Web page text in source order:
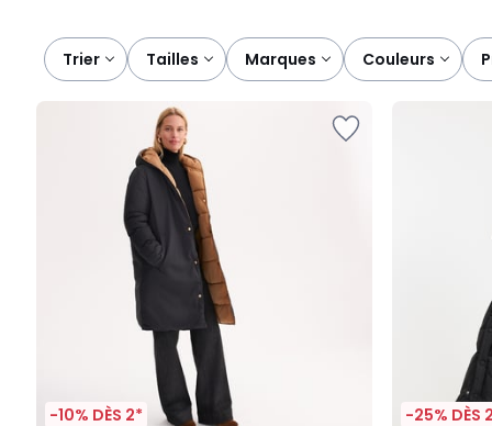
Trier
tailles marques couleurs
-10% DÈS 2* -25% DÈS